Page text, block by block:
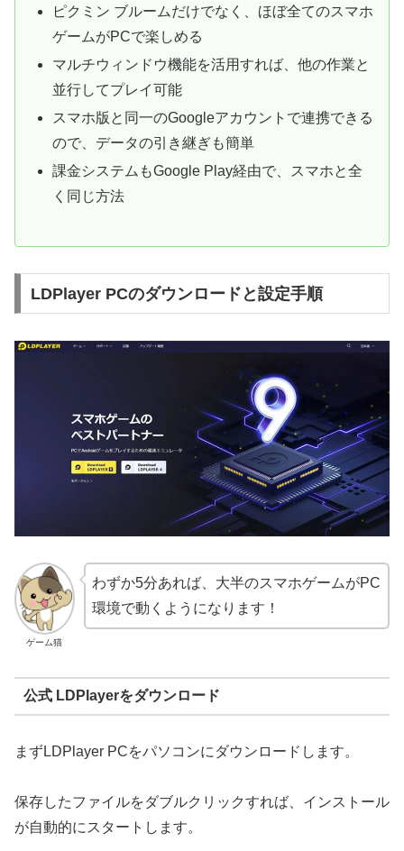
ピクミン ブルームだけでなく、ほぼ全てのスマホ
ゲームがPCで楽しめる
マルチウィンドウ機能を活用すれば、他の作業と
並行してプレイ可能
スマホ版と同一のGoogleアカウントで連携できる
ので、データの引き継ぎも簡単
課金システムもGoogle Play経由で、スマホと全
く同じ方法
LDPlayer PCのダウンロードと設定手順
ゲーム猫
わずか5分あれば、大半のスマホゲームがPC
環境で動くようになります！
公式 LDPlayerをダウンロード
まずLDPlayer PCをパソコンにダウンロードします。
保存したファイルをダブルクリックすれば、インストール
が自動的にスタートします。